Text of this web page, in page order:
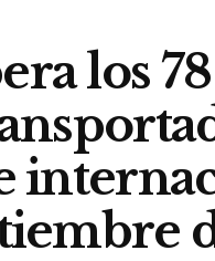
los